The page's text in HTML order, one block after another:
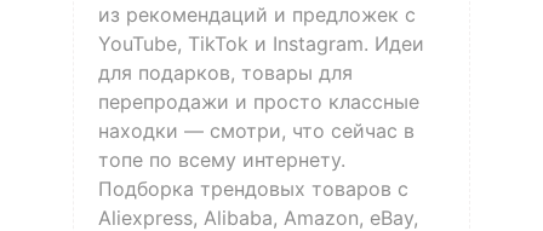
из рекомендаций и предложек с
YouTube, TikTok и Instagram. Идеи
для подарков, товары для
перепродажи и просто классные
находки — смотри, что сейчас в
топе по всему интернету.
Подборка трендовых товаров с
Aliexpress, Alibaba, Amazon, eBay,